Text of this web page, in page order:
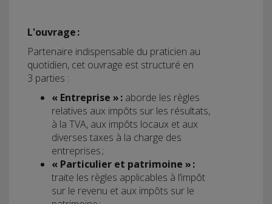
L'ouvrage :
Partenaire indispensable du praticien au
quotidien, cet ouvrage est structuré en
3 parties :
« Entreprise » : aborde les règles
relatives aux impôts sur les résultats,
à la TVA, aux impôts locaux et aux
diverses taxes à la charge des
entreprises ;
« Particulier et patrimoine » :
traite les règles applicables à l’impôt
sur le revenu et aux impôts sur le